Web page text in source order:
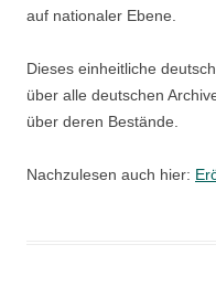
auf nationaler Ebene.
Dieses einheitliche
über alle deutschen
über deren Bestände.
Nachzulesen auch hier: